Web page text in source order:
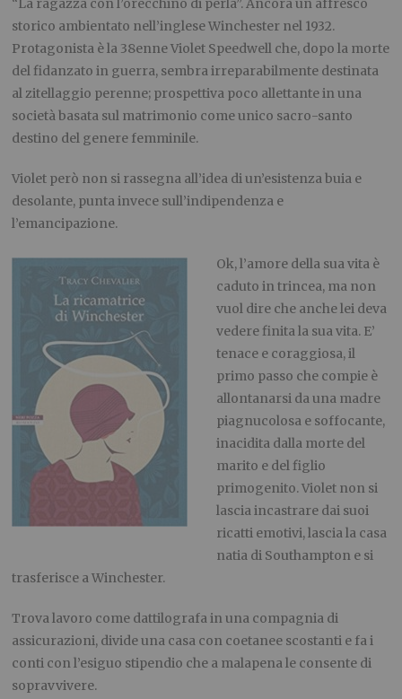
“La ragazza con l’orecchino di perla”. Ancora un affresco
storico ambientato nell’inglese Winchester nel 1932.
Protagonista è la 38enne Violet Speedwell che, dopo la morte
del fidanzato in guerra, sembra irreparabilmente destinata
al zitellaggio perenne; prospettiva poco allettante in una
società basata sul matrimonio come unico sacro-santo
destino del genere femminile.
Violet però non si rassegna all’idea di un’esistenza buia e
desolante, punta invece sull’indipendenza e
l’emancipazione.
Ok, l’amore della sua vita è
caduto in trincea, ma non
vuol dire che anche lei deva
vedere finita la sua vita. E’
tenace e coraggiosa, il
primo passo che compie è
allontanarsi da una madre
piagnucolosa e soffocante,
inacidita dalla morte del
marito e del figlio
primogenito. Violet non si
lascia incastrare dai suoi
ricatti emotivi, lascia la casa
natia di Southampton e si
trasferisce a Winchester.
Trova lavoro come dattilografa in una compagnia di
assicurazioni, divide una casa con coetanee scostanti e fa i
conti con l’esiguo stipendio che a malapena le consente di
sopravvivere.